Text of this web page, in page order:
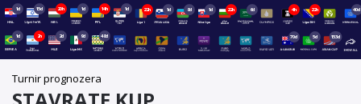
1d 15d 20h 1d 14h 1d 22h 1d 8d 1d 22h 6d 4h 22h 40d
1d 2h 2d 9d 48d 70d 5d 153d
Turnir prognozera